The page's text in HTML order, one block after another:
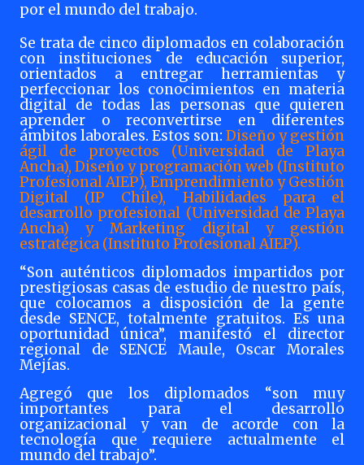
por el mundo del trabajo.
Se trata de cinco diplomados en colaboración
con instituciones de educación superior,
orientados a entregar herramientas y
perfeccionar los conocimientos en materia
digital de todas las personas que quieren
aprender o reconvertirse en diferentes
ámbitos laborales. Estos son: Diseño y gestión
ágil de proyectos (Universidad de Playa
Ancha), Diseño y programación web (Instituto
Profesional AIEP), Emprendimiento y Gestión
Digital (IP Chile), Habilidades para el
desarrollo profesional (Universidad de Playa
Ancha) y Marketing digital y gestión
estratégica (Instituto Profesional AIEP).
“Son auténticos diplomados impartidos por
prestigiosas casas de estudio de nuestro país,
que colocamos a disposición de la gente
desde SENCE, totalmente gratuitos. Es una
oportunidad única”, manifestó el director
regional de SENCE Maule, Oscar Morales
Mejías.
Agregó que los diplomados “son muy
importantes para el desarrollo
organizacional y van de acorde con la
tecnología que requiere actualmente el
mundo del trabajo”.